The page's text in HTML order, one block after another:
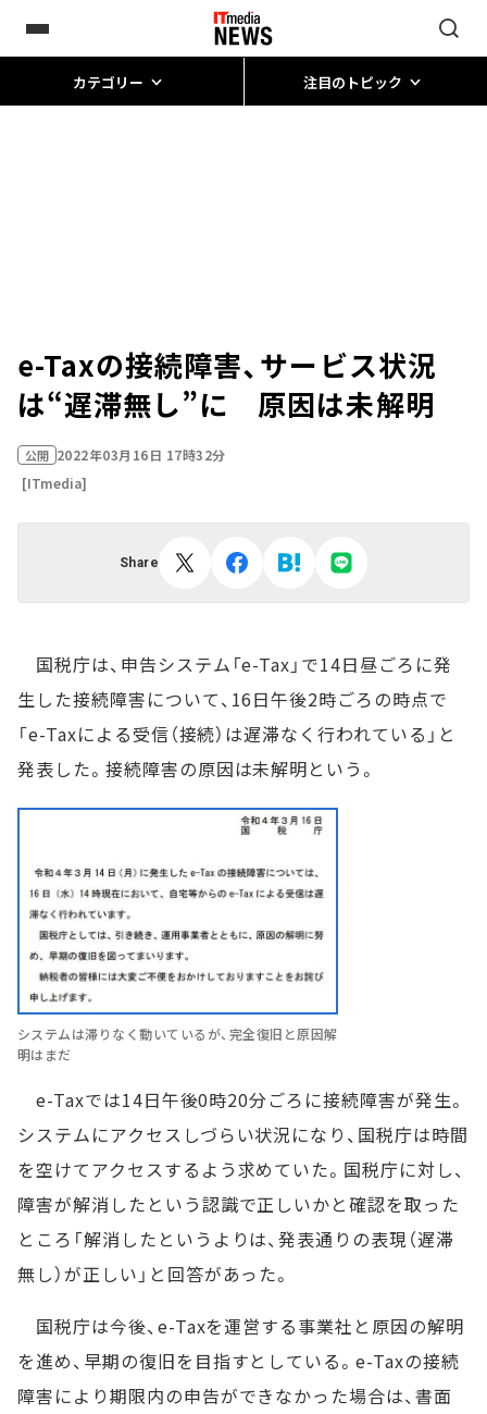
カテゴリー 注目のトピック
e-Taxの接続障害、サービス状況
は“遅滞無し”に 原因は未解明
公開 2022年03月16日 17時32分
[ITmedia]
Share
国税庁は、申告システム「e-Tax」で14日昼ごろに発
生した接続障害について、16日午後2時ごろの時点で
「e-Taxによる受信（接続）は遅滞なく行われている」と
発表した。接続障害の原因は未解明という。
システムは滞りなく動いているが、完全復旧と原因解
明はまだ
e-Taxでは14日午後0時20分ごろに接続障害が発生。
システムにアクセスしづらい状況になり、国税庁は時間
を空けてアクセスするよう求めていた。国税庁に対し、
障害が解消したという認識で正しいかと確認を取った
ところ「解消したというよりは、発表通りの表現（遅滞
無し）が正しい」と回答があった。
国税庁は今後、e-Taxを運営する事業社と原因の解明
を進め、早期の復旧を目指すとしている。e-Taxの接続
障害により期限内の申告ができなかった場合は、書面